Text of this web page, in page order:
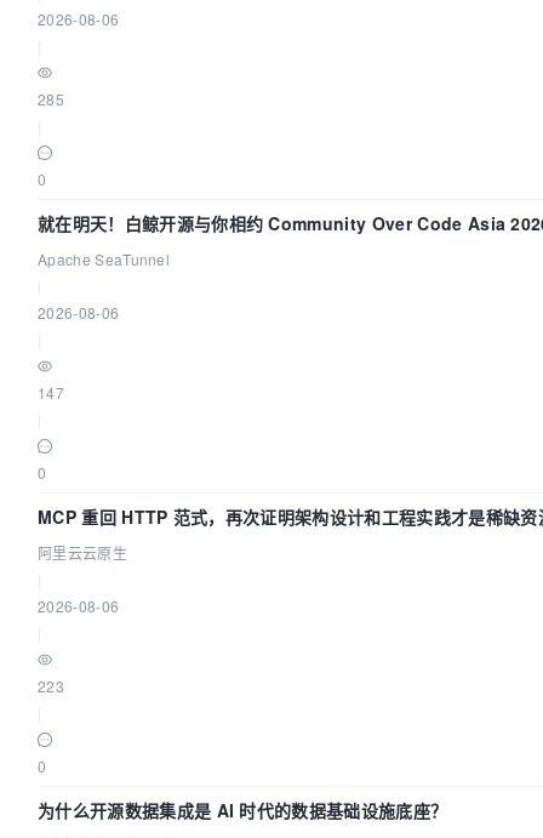
2026-08-06
285
0
就在明天！白鲸开源与你相约 Community Over Code Asia
Apache SeaTunnel
2026-08-06
147
0
MCP 重回 HTTP 范式，再次证明架构设计和工程实践才是稀缺资
阿里云云原生
2026-08-06
223
0
为什么开源数据集成是 AI 时代的数据基础设施底座？